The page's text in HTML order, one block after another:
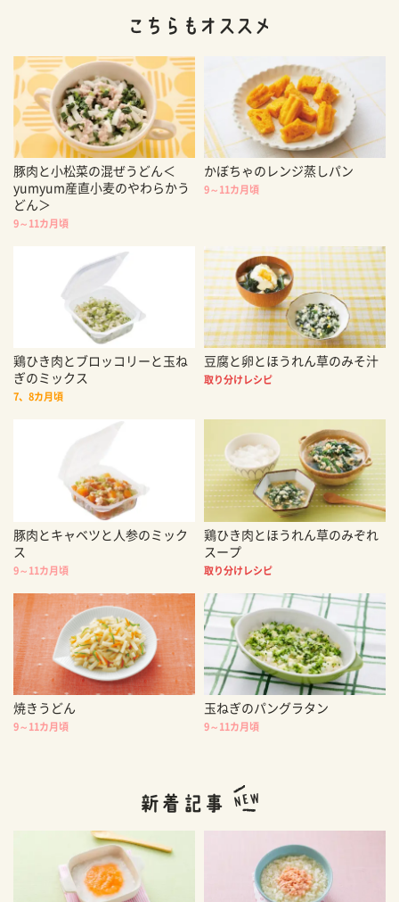
豚肉と小松菜の混ぜうどん＜
yumyum産直小麦のやわらかう
どん＞
9～11カ月頃
かぼちゃのレンジ蒸しパン
9～11カ月頃
鶏ひき肉とブロッコリーと玉ね
ぎのミックス
7、8カ月頃
豆腐と卵とほうれん草のみそ汁
取り分けレシピ
豚肉とキャベツと人参のミック
ス
9～11カ月頃
鶏ひき肉とほうれん草のみぞれ
スープ
取り分けレシピ
焼きうどん
9～11カ月頃
玉ねぎのパングラタン
9～11カ月頃